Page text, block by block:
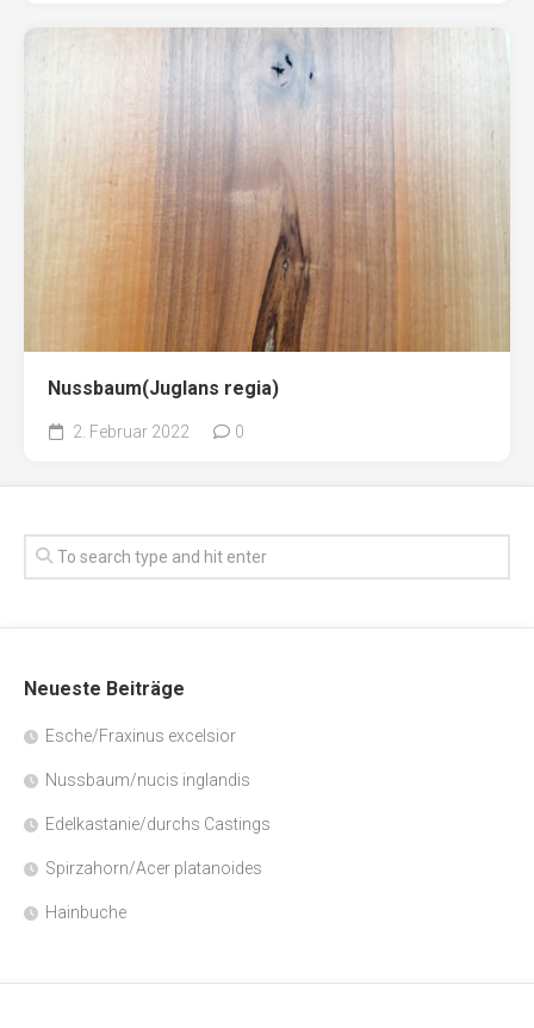
Nussbaum(Juglans regia)
2. Februar 2022 0
Neueste Beiträge
Esche/Fraxinus excelsior
Nussbaum/nucis inglandis
Edelkastanie/durchs Castings
Spirzahorn/Acer platanoides
Hainbuche